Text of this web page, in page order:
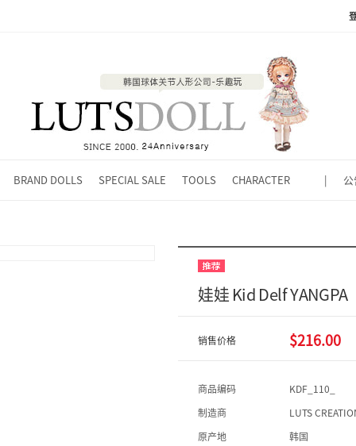
BRAND DOLLS SPECIAL SALE TOOLS CHARACTER |
娃娃 Kid Delf YANGPA
销售价格 $216.00
商品编码
KDF_110_
制造商
LUTS
原产地
韩国